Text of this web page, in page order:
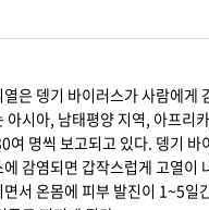
열은 뎅기 바이러스가 사람에게
아시아, 남태평양 지역, 아프리
여 명씩 보고되고 있다. 뎅기
에 감염되면 갑작스럽게 고열이
면서 온몸에 피부 발진이 1~5일